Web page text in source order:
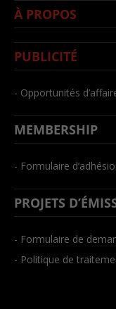
À PROPOS
PUBLICITÉ
- Opportunités
MEMBERSHIP
- Formulaire
PROJETS
- Formulaire de
- Politique de